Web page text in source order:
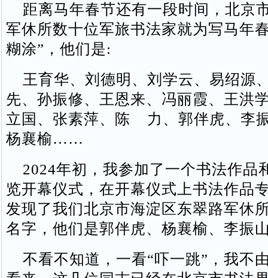
距离马年春节还有一段时间，北京
军休所数十位军旅书法家就为写马年
糊涂”，他们是:
王育华、刘德明、刘学云、易绍源
先、孙振修、王恩来、冯丽霞、王洪
立国、张素萍、陈 力、郭伴虎、李
杨襄榆……
2024年初，我参加了一个书法作品
览开幕仪式，在开幕仪式上书法作品
发现了我们北京市海淀区东翠路军休
名字，他们是郭伴虎、杨襄榆、李振
不看不知道，一看“吓一跳”，我不